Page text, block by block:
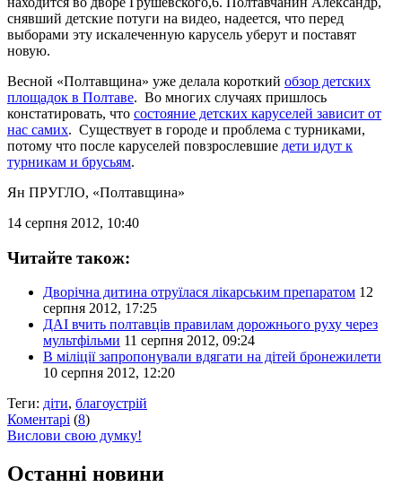
снявший детские потуги на видео, надеется, что перед
выборами эту искалеченную карусель уберут и поставят
новую.
Весной «Полтавщина» уже делала короткий обзор детских
площадок в Полтаве. Во многих случаях пришлось
констатировать, что состояние детских каруселей зависит от
нас самих. Существует в городе и проблема с турниками,
потому что после каруселей повзрослевшие дети идут к
турникам и брусьям.
Ян ПРУГЛО, «Полтавщина»
14 серпня 2012, 10:40
Читайте також:
Дворічна дитина отруїлася лікарським препаратом 12
серпня 2012, 17:25
ДАІ вчить полтавців правилам дорожнього руху через
мультфільми 11 серпня 2012, 09:24
В міліції запропонували вдягати на дітей бронежилети
10 серпня 2012, 12:20
Теги: діти, благоустрій
Коментарі (8)
Вислови свою думку!
Останні новини